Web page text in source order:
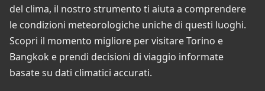
del clima, il nostro strumento ti aiuta a comprendere
le condizioni meteorologiche uniche di questi luoghi.
Scopri il momento migliore per visitare Torino e
Bangkok e prendi decisioni di viaggio informate
basate su dati climatici accurati.